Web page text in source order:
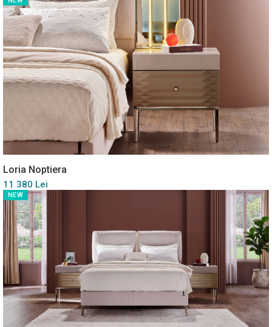
Loria Noptiera
11 380 Lei
NEW